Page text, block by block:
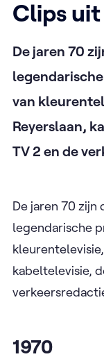
Clips
De jaren 70
van
Reyerslaan,
TV 2 en de
De jaren 70 zijn
legendarische
kabeltelevisie,
1970